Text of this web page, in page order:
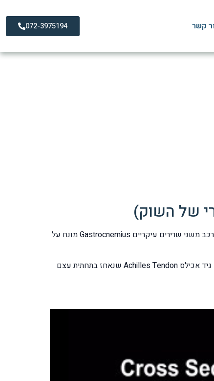
קשר 072-3975194
של השוק)
מסת השריר האחורי של השוק קרויה בעברית שריר התאומים, שריר השוק שאחראי על הפעולה של עמידה על קצה האצבעות מורכב משני שרירים עיקריים Gastrocnemius מונח על
שריר התאומים מתחיל את אחיזתו מעל הברך ולכן הוא משתתף גם בפעולה כיפוף הברך השריר מסתיים בצורת גיד מסיבי שנקרא גיד אכילס Achilles Tendon שנאחז בתחתית עצם